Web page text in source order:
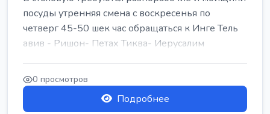
посуды утренняя смена с воскресенья по
четверг 45-50 шек час обращаться к Инге Тель
авив - Ришон- Петах Тиква- Иерусалим
0 просмотров
Подробнее